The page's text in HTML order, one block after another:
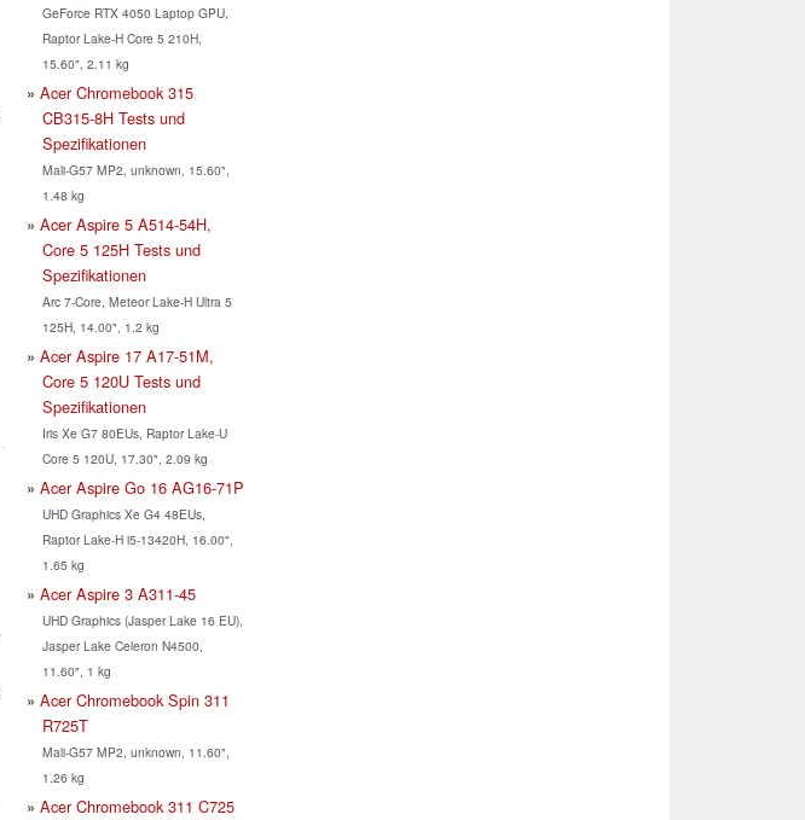
GeForce RTX 4050 Laptop GPU,
Raptor Lake-H Core 5 210H,
15.60", 2.11 kg
Acer Chromebook 315
CB315-8H Tests und
Spezifikationen
Mali-G57 MP2, unknown, 15.60",
1.48 kg
Acer Aspire 5 A514-54H,
Core 5 125H Tests und
Spezifikationen
Arc 7-Core, Meteor Lake-H Ultra 5
125H, 14.00", 1.2 kg
Acer Aspire 17 A17-51M,
Core 5 120U Tests und
Spezifikationen
Iris Xe G7 80EUs, Raptor Lake-U
Core 5 120U, 17.30", 2.09 kg
Acer Aspire Go 16 AG16-71P
UHD Graphics Xe G4 48EUs,
Raptor Lake-H i5-13420H, 16.00",
1.65 kg
Acer Aspire 3 A311-45
UHD Graphics (Jasper Lake 16 EU),
Jasper Lake Celeron N4500,
11.60", 1 kg
Acer Chromebook Spin 311
R725T
Mali-G57 MP2, unknown, 11.60",
1.26 kg
Acer Chromebook 311 C725